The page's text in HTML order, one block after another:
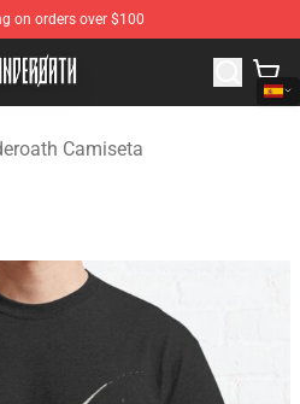
on orders over $100
Underoath Merchandise Shop
Camiseta